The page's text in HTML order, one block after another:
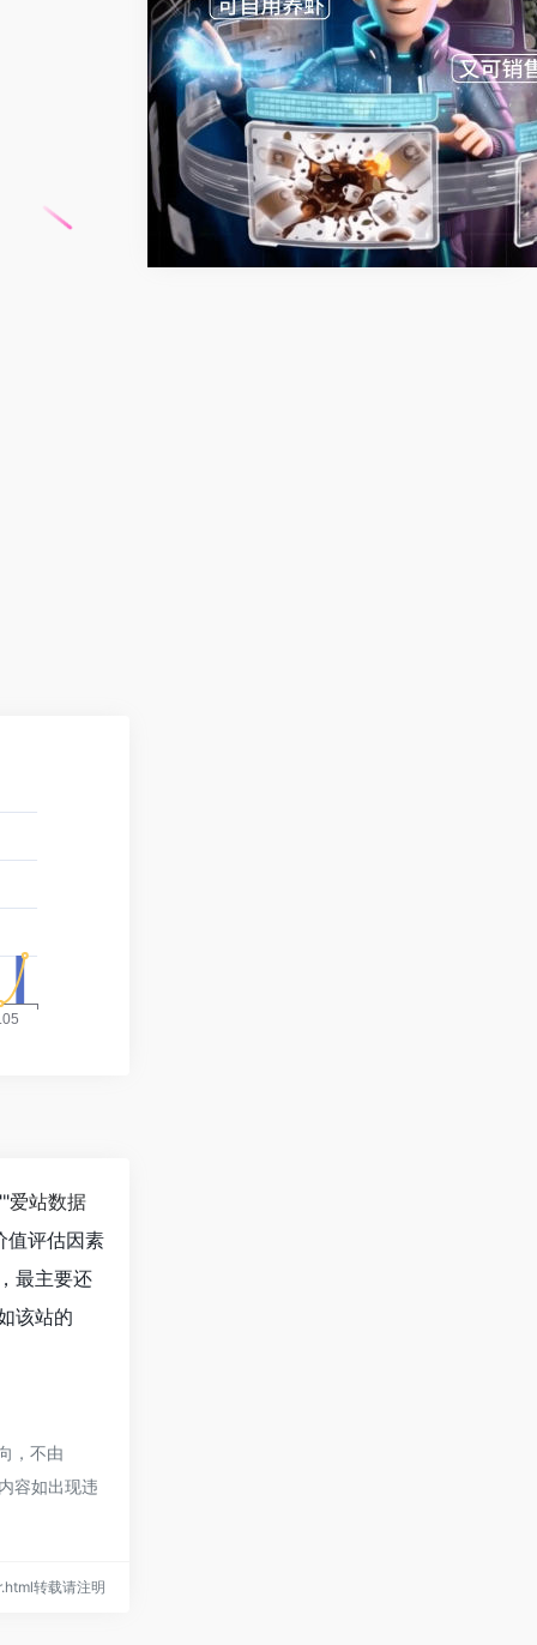
爱站数据
值评估因素
最主要还
该站的
，不由
容如出现违
转载请注明